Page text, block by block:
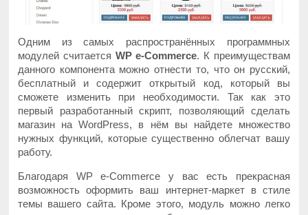
Одним из самых распространённых программных
модулей считается WP e-Commerce. К преимуществам
данного компонента можно отнести то, что он русский,
бесплатный и содержит открытый код, который вы
сможете изменить при необходимости. Так как это
первый разработанный скрипт, позволяющий сделать
магазин на WordPress, в нём вы найдете множество
нужных функций, которые существенно облегчат вашу
работу.
Благодаря WP e-Commerce у вас есть прекрасная
возможность оформить ваш интернет-маркет в стиле
темы вашего сайта. Кроме этого, модуль можно легко